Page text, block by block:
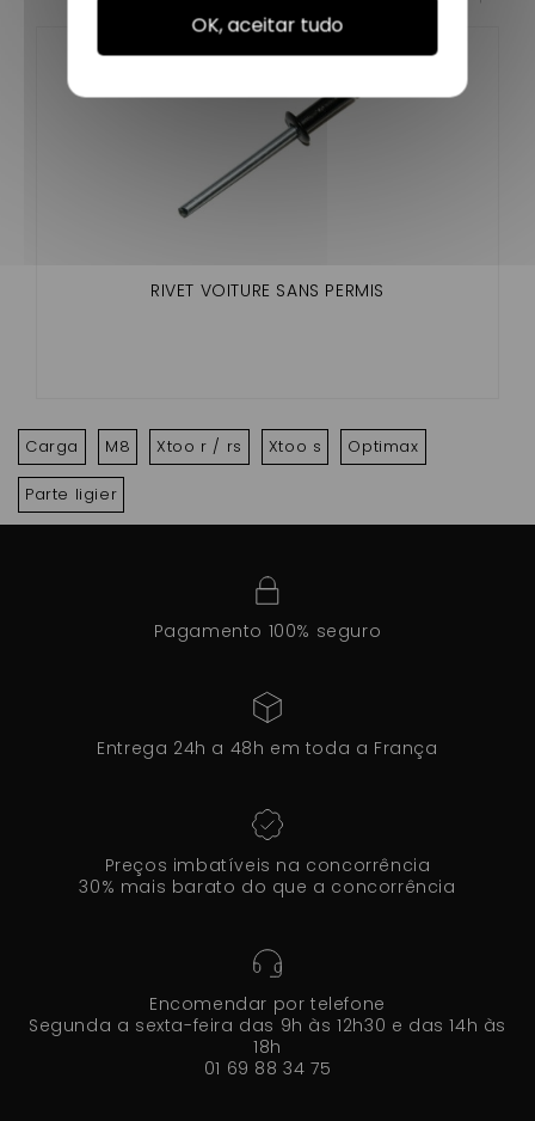
RIVET VOITURE SANS PERMIS
Carga M8 Xtoo r / rs Xtoo s Optimax
Parte ligier
Pagamento 100% seguro
Entrega 24h a 48h em toda a França
Preços imbatíveis na concorrência
30% mais barato do que a concorrência
Encomendar por telefone
Segunda a sexta-feira das 9h às 12h30 e das 14h às
18h
01 69 88 34 75
OK, aceitar tudo